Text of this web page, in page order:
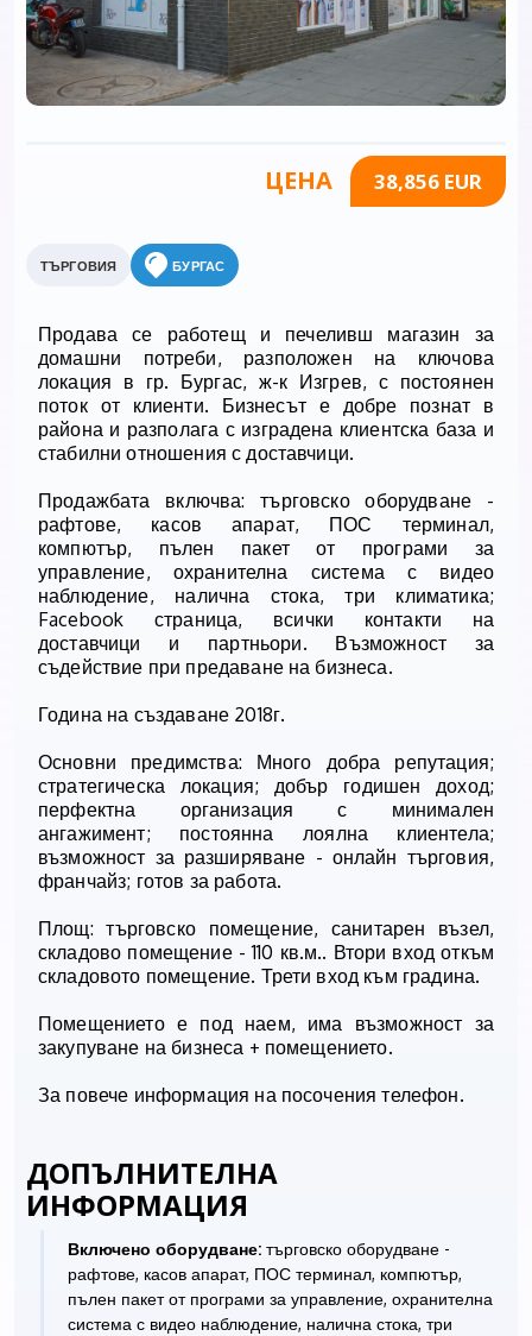
ЦЕНА 38,856 EUR
ТЪРГОВИЯ БУРГАС
Продава се работещ и печеливш магазин за
домашни потреби, разположен на ключова
локация в гр. Бургас, ж-к Изгрев, с постоянен
поток от клиенти. Бизнесът е добре познат в
района и разполага с изградена клиентска база и
стабилни отношения с доставчици.
Продажбата включва: търговско оборудване -
рафтове, касов апарат, ПОС терминал,
компютър, пълен пакет от програми за
управление, охранителна система с видео
наблюдение, налична стока, три климатика;
Facebook страница, всички контакти на
доставчици и партньори. Възможност за
съдействие при предаване на бизнеса.
Година на създаване 2018г.
Основни предимства: Много добра репутация;
стратегическа локация; добър годишен доход;
перфектна организация с минимален
ангажимент; постоянна лоялна клиентела;
възможност за разширяване - онлайн търговия,
франчайз; готов за работа.
Площ: търговско помещение, санитарен възел,
складово помещение - 110 кв.м.. Втори вход откъм
складовото помещение. Трети вход към градина.
Помещението е под наем, има възможност за
закупуване на бизнеса + помещението.
За повече информация на посочения телефон.
ДОПЪЛНИТЕЛНА
ИНФОРМАЦИЯ
Включено оборудване: търговско оборудване -
рафтове, касов апарат, ПОС терминал, компютър,
пълен пакет от програми за управление, охранителна
система с видео наблюдение, налична стока, три